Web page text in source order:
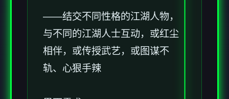
——结交不同性格的江湖人物，
与不同的江湖人士互动，或红尘
相伴，或传授武艺，或图谋不
轨、心狠手辣